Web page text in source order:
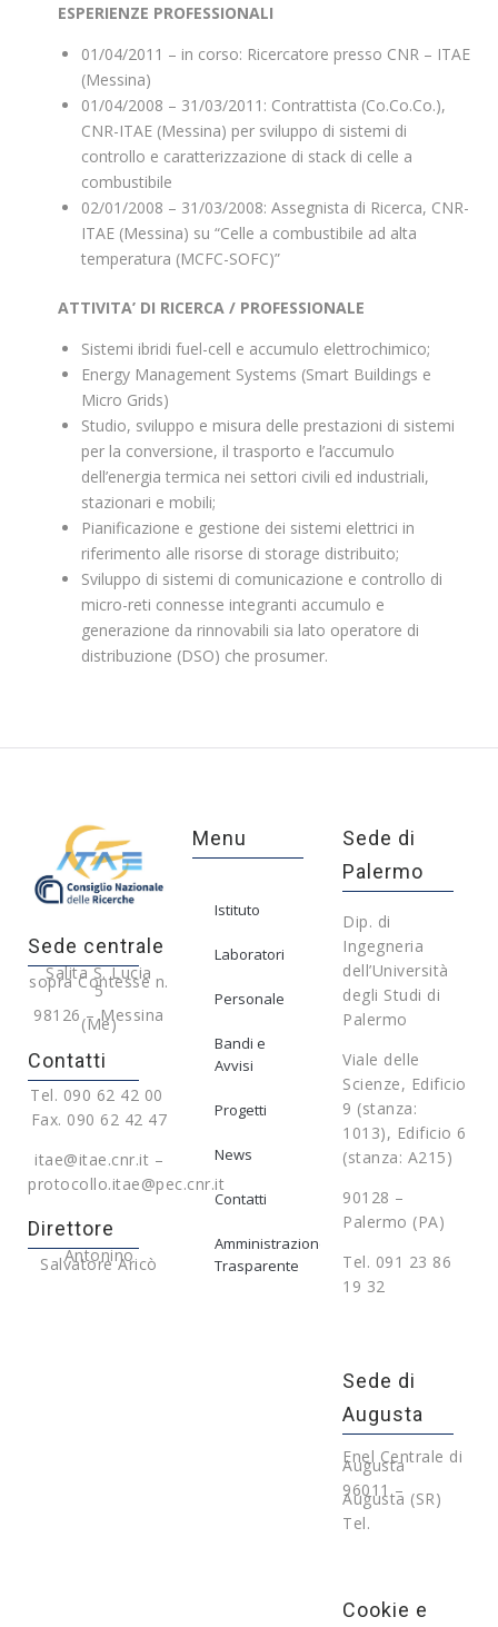
ESPERIENZE PROFESSIONALI
01/04/2011 – in corso: Ricercatore presso CNR – ITAE
(Messina)
01/04/2008 – 31/03/2011: Contrattista (Co.Co.Co.),
CNR-ITAE (Messina) per sviluppo di sistemi di
controllo e caratterizzazione di stack di celle a
combustibile
02/01/2008 – 31/03/2008: Assegnista di Ricerca, CNR-
ITAE (Messina) su “Celle a combustibile ad alta
temperatura (MCFC-SOFC)”
ATTIVITA’ DI RICERCA / PROFESSIONALE
Sistemi ibridi fuel-cell e accumulo elettrochimico;
Energy Management Systems (Smart Buildings e
Micro Grids)
Studio, sviluppo e misura delle prestazioni di sistemi
per la conversione, il trasporto e l’accumulo
dell’energia termica nei settori civili ed industriali,
stazionari e mobili;
Pianificazione e gestione dei sistemi elettrici in
riferimento alle risorse di storage distribuito;
Sviluppo di sistemi di comunicazione e controllo di
micro-reti connesse integranti accumulo e
generazione da rinnovabili sia lato operatore di
distribuzione (DSO) che prosumer.
Sede centrale
Salita S. Lucia
sopra Contesse n.
5
98126 – Messina
(Me)
Contatti
Tel. 090 62 42 00
Fax. 090 62 42 47
itae@itae.cnr.it –
protocollo.itae@pec.cnr.it
Direttore
Antonino
Salvatore Aricò
Menu
Istituto
Laboratori
Personale
Bandi e
Avvisi
Progetti
News
Contatti
Amministrazione
Trasparente
Sede di
Palermo
Dip. di
Ingegneria
dell’Università
degli Studi di
Palermo
Viale delle
Scienze, Edificio
9 (stanza:
1013), Edificio 6
(stanza: A215)
90128 –
Palermo (PA)
Tel. 091 23 86
19 32
Sede di
Augusta
Enel Centrale di
Augusta
96011 –
Augusta (SR)
Tel.
Cookie e